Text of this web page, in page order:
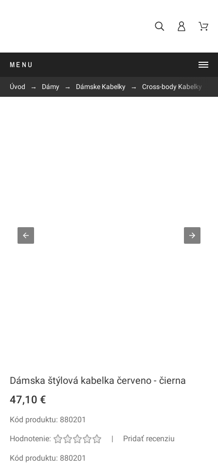
MENU
Úvod Dámy Dámske Kabelky Cross-body Kabelky
Dámska štýlová kabelka červeno - čierna
47,10 €
Kód produktu: 880201
Hodnotenie: | Pridať recenziu
Kód produktu: 880201